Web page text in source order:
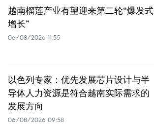
越南榴莲产业有望迎来第二轮“爆发式
增长”
06/08/2026 11:55
以色列专家：优先发展芯片设计与半
导体人力资源是符合越南实际需求的
发展方向
06/08/2026 09:58